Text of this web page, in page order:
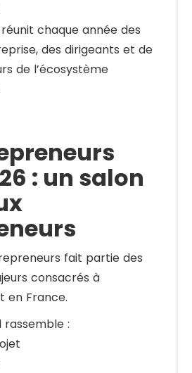
chaque année des
des dirigeants et de
de l’écosystème
: un salon
fait partie des
consacrés à
en France.
rassemble :